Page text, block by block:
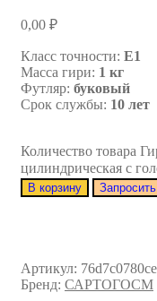
0,00 ₽
Класс точности: E1
Масса гири: 1 кг
Футляр: буковый
Срок службы: 10 лет
Количество товара
цилиндрическая с
В корзину
Артикул:
Бренд: САРТОГОСМ